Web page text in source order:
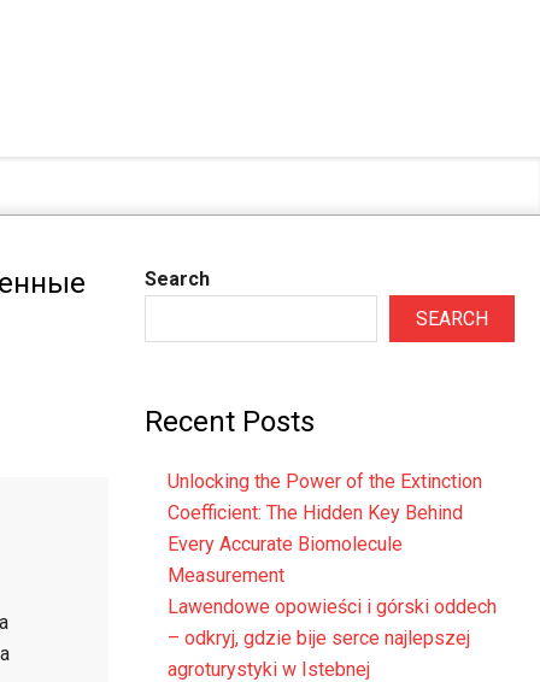
Search
SEARCH
Recent Posts
Unlocking the Power of the Extinction
Coefficient: The Hidden Key Behind
Every Accurate Biomolecule
Measurement
Lawendowe opowieści i górski oddech
– odkryj, gdzie bije serce najlepszej
agroturystyki w Istebnej